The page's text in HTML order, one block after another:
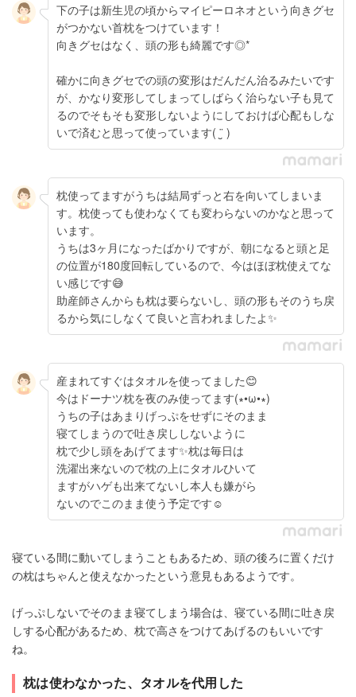
下の子は新生児の頃からマイピーロネオという向きグセ
がつかない首枕をつけています！
向きグセはなく、頭の形も綺麗です◎*
確かに向きグセでの頭の変形はだんだん治るみたいです
が、かなり変形してしまってしばらく治らない子も見て
るのでそもそも変形しないようにしておけば心配もしな
いで済むと思って使っています( ¨̮ )
枕使ってますがうちは結局ずっと右を向いてしまいま
す。枕使っても使わなくても変わらないのかなと思って
います。
うちは3ヶ月になったばかりですが、朝になると頭と足
の位置が180度回転しているので、今はほぼ枕使えてな
い感じです😅
助産師さんからも枕は要らないし、頭の形もそのうち戻
るから気にしなくて良いと言われましたよ✨
産まれてすぐはタオルを使ってました😊
今はドーナツ枕を夜のみ使ってます(∗•ω•∗)
うちの子はあまりげっぷをせずにそのまま
寝てしまうので吐き戻ししないように
枕で少し頭をあげてます✨枕は毎日は
洗濯出来ないので枕の上にタオルひいて
ますがハゲも出来てないし本人も嫌がら
ないのでこのまま使う予定です☺
寝ている間に動いてしまうこともあるため、頭の後ろに置くだけ
の枕はちゃんと使えなかったという意見もあるようです。
げっぷしないでそのまま寝てしまう場合は、寝ている間に吐き戻
しする心配があるため、枕で高さをつけてあげるのもいいです
ね。
枕は使わなかった、タオルを代用した